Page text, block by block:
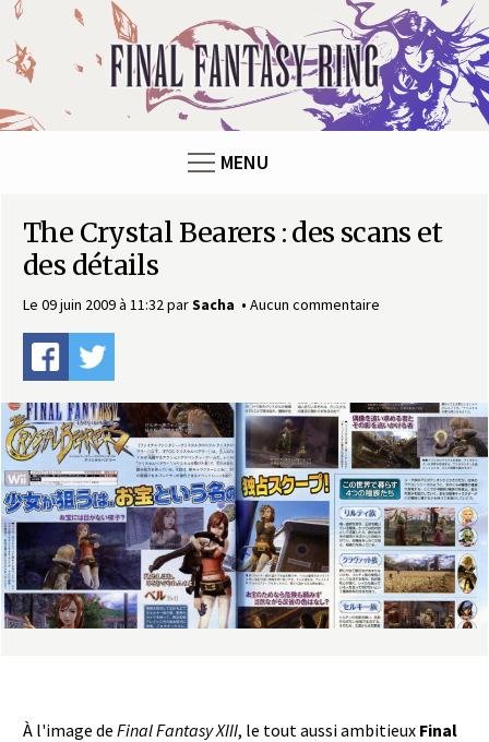
F
n
n
t
a
s
y
MENU
The Crystal Bearers : des scans et
des détails
Le 09 juin 2009 à 11:32parSacha Aucun commentaire
À l'image de Final Fantasy XIII, le tout aussi ambitieux Final
Panneau de gestion des cookies